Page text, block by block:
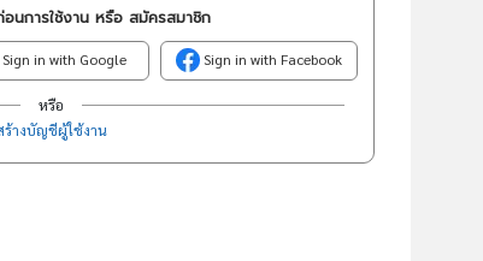
อนการใช้งาน หรือ สมัครสมาชิก
Sign in with Google Sign in with Facebook
หรือ
ร้างบัญชีผู้ใช้งาน